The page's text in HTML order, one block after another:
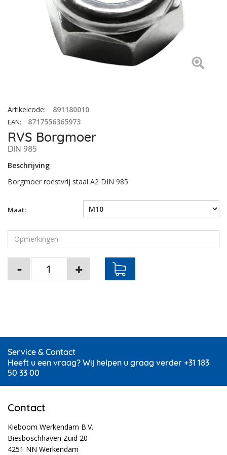
Artikelcode: 891180010
EAN: 8717556365973
RVS Borgmoer
DIN 985
Beschrijving
Borgmoer roestvrij staal A2 DIN 985
Maat:
Service & Contact
Heeft u een vraag? Wij helpen u graag verder +31 183
50 33 00
Contact
Kieboom Werkendam B.V.
Biesboschhaven Zuid 20
4251 NN Werkendam